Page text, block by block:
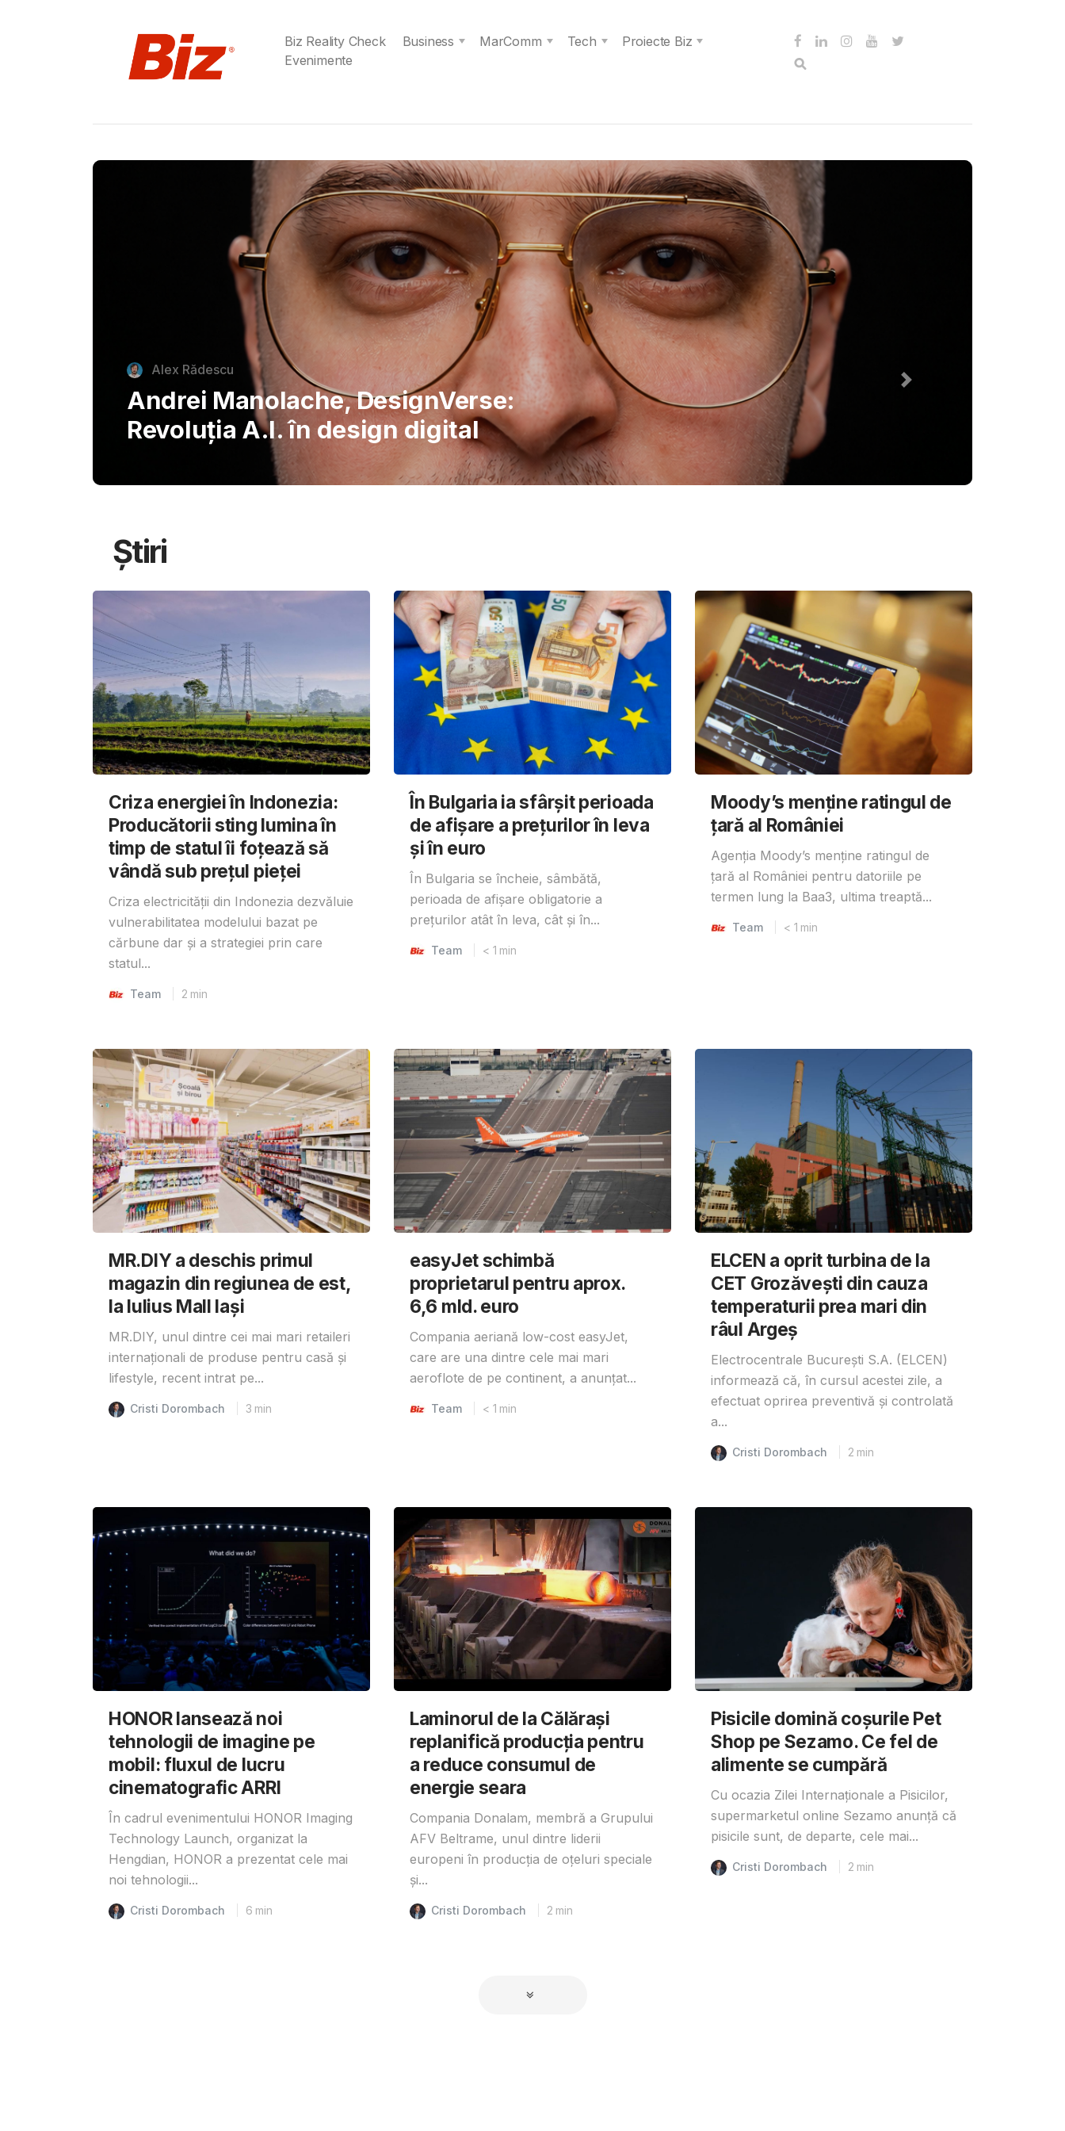
Biz Reality Check Business MarComm Tech
Proiecte Biz
Evenimente
Birra Moretti® a adus spiritul unei
autentice piazzette italiene în
București, invitând publicul să
savureze plăcerile simple ale vieții
Știri
Criza energiei în Indonezia:
Producătorii sting lumina în
timp de statul îi foțează să
vândă sub prețul pieței
Criza electricității din Indonezia dezvăluie
vulnerabilitatea modelului bazat pe
cărbune dar și a strategiei prin care
statul...
Team 2 min
În Bulgaria ia sfârşit perioada
de afișare a prețurilor în ​​leva
și în euro
În Bulgaria se încheie, sâmbătă,
perioada de afișare obligatorie a
prețurilor atât în ​​leva, cât și în...
Team < 1 min
Moody’s menține ratingul de
țară al României
Agenția Moody’s menține ratingul de
țară al României pentru datoriile pe
termen lung la Baa3, ultima treaptă...
Team < 1 min
MR.DIY a deschis primul
magazin din regiunea de est,
la Iulius Mall Iași
MR.DIY, unul dintre cei mai mari retaileri
internaționali de produse pentru casă și
lifestyle, recent intrat pe...
Cristi Dorombach 3 min
easyJet schimbă
proprietarul pentru aprox.
6,6 mld. euro
Compania aeriană low-cost easyJet,
care are una dintre cele mai mari
aeroflote de pe continent, a anunțat...
Team < 1 min
ELCEN a oprit turbina de la
CET Grozăvești din cauza
temperaturii prea mari din
râul Argeș
Electrocentrale București S.A. (ELCEN)
informează că, în cursul acestei zile, a
efectuat oprirea preventivă și controlată
a...
Cristi Dorombach 2 min
HONOR lansează noi
tehnologii de imagine pe
mobil: fluxul de lucru
cinematografic ARRI
În cadrul evenimentului HONOR Imaging
Technology Launch, organizat la
Hengdian, HONOR a prezentat cele mai
noi tehnologii...
Cristi Dorombach 6 min
Laminorul de la Călărași
replanifică producția pentru
a reduce consumul de
energie seara
Compania Donalam, membră a Grupului
AFV Beltrame, unul dintre liderii
europeni în producția de oțeluri speciale
și...
Cristi Dorombach 2 min
Pisicile domină coșurile Pet
Shop pe Sezamo. Ce fel de
alimente se cumpără
Cu ocazia Zilei Internaționale a Pisicilor,
supermarketul online Sezamo anunță că
pisicile sunt, de departe, cele mai...
Cristi Dorombach 2 min